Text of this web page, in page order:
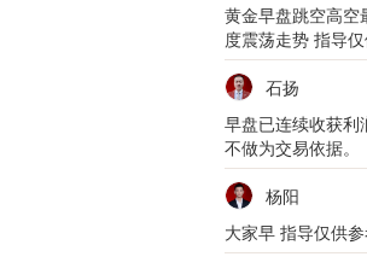
黄金早盘跳空高
度震荡走势 指导
石扬
早盘已连续收获利
不做为交易依据。
杨阳
大家早 指导仅供参